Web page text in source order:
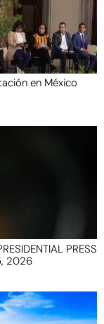
en México
PRESS
2026